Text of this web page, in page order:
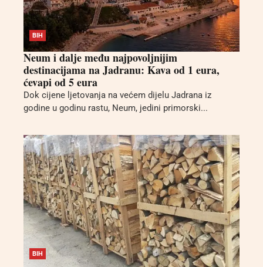
BIH
Neum i dalje među najpovoljnijim
destinacijama na Jadranu: Kava od 1 eura,
ćevapi od 5 eura
Dok cijene ljetovanja na većem dijelu Jadrana iz
godine u godinu rastu, Neum, jedini primorski...
BIH